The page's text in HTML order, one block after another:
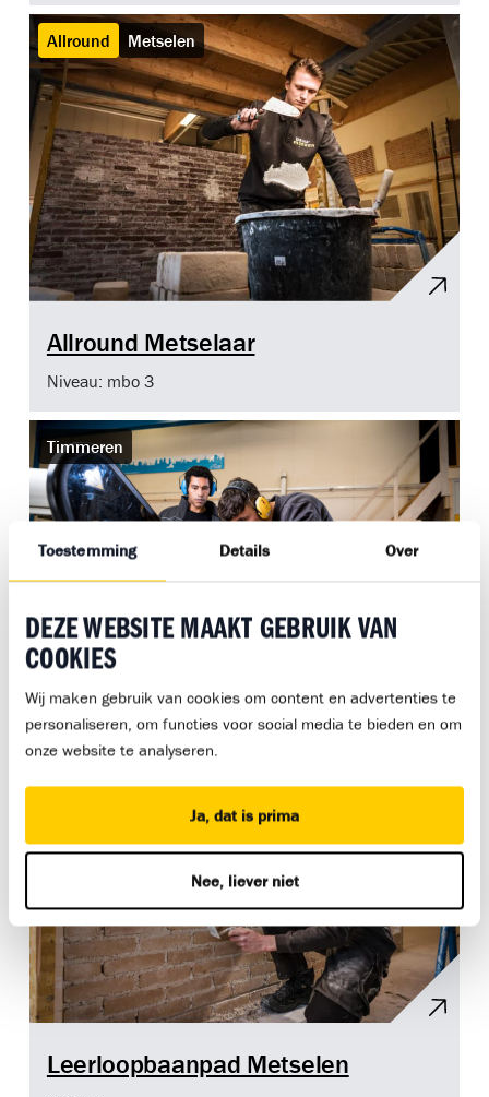
Toestemming Details Over
DEZE WEBSITE MAAKT GEBRUIK VAN
COOKIES
Wij maken gebruik van cookies om content en advertenties te
personaliseren, om functies voor social media te bieden en om
onze website te analyseren.
Ja, dat is prima
Nee, liever niet
Allround Metselen
Allround Metselaar
Niveau: mbo 3
Timmeren
Leerloopbaanpad Timmeren
Niveau:
Leerloopbaanpad Metselen